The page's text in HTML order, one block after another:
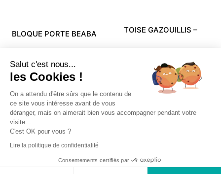
BLOQUE PORTE BEABA TOISE GAZOUILLIS –
24,99€ 5,99€
Accueil Ma boutique
Comment ça marche ?
© 2026 - Bébé Cash Mende. All rights reserved.
Salut c'est nous...
les Cookies !
On a attendu d'être sûrs que le contenu de
ce site vous intéresse avant de vous
déranger, mais on aimerait bien vous accompagner pendant votre
visite...
C'est OK pour vous ?
Lire la politique de confidentialité
Consentements certifiés par